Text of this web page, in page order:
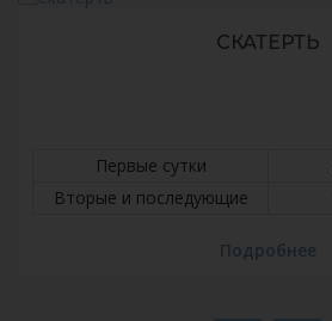
СКАТЕРТЬ
Первые сутки
Вторые и последующие
Подробнее